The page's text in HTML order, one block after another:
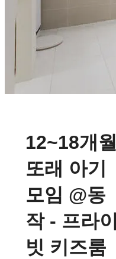
12~18개월
또래 아기
모임 @동
작 - 프라이
빗 키즈룸